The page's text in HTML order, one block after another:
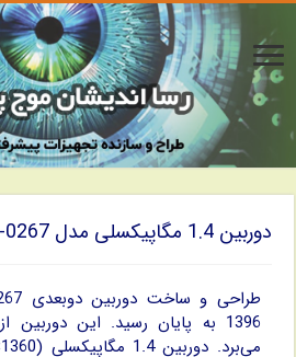
دوربین 1.4 مگاپیکسلی مدل RA-ASC-0267